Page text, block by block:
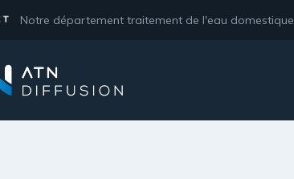
Notre département traitement de l'eau domestique